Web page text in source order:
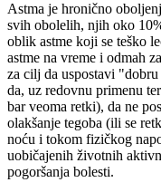
Astma je hronično
svih obolelih, njih oko
oblik astme koji se teško
astme na vreme i odmah
za cilj da uspostavi
da, uz redovnu primenu
bar veoma retki), da ne
olakšanje tegoba (ili se
noću i tokom fizičkog
uobičajenih životnih
pogoršanja bolesti.